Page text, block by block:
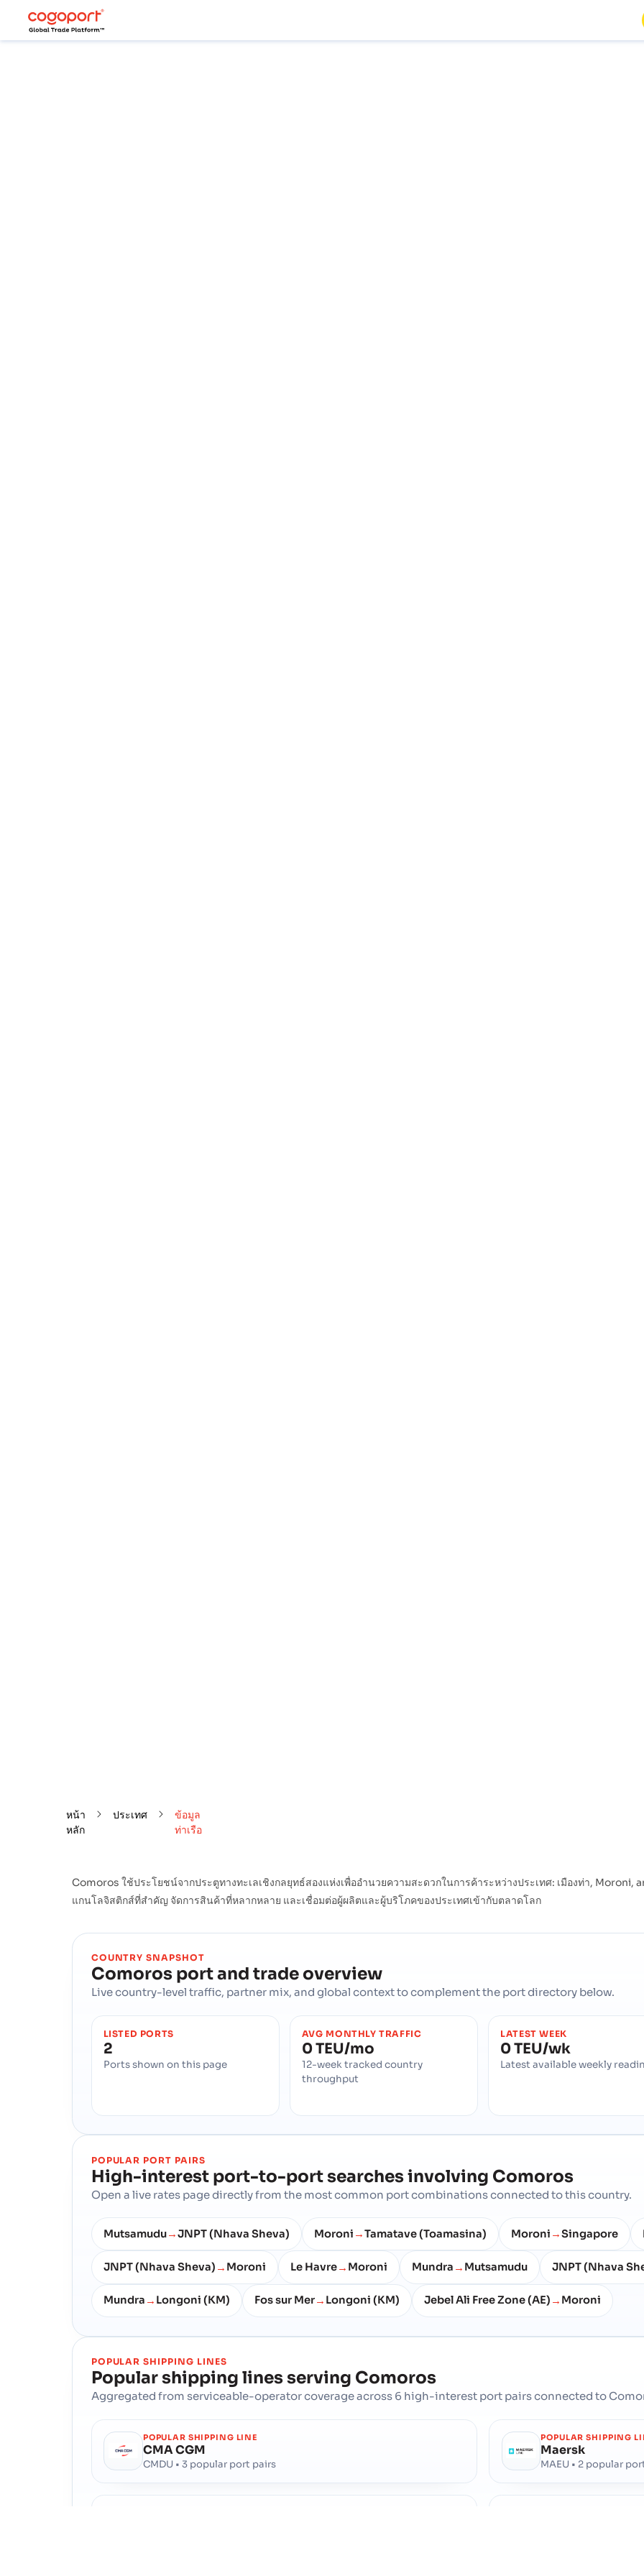
หน้า
หลัก
ประเทศ
ข้อมูล
ท่าเรือ
Comoros ใช้ประโยชน์จากประตูทางทะเลเชิงกลยุทธ์สองแห่งเพื่ออำนวยความสะดวกในการค้าระหว่างประเทศ: เมืองท่า, Moroni,
แกนโลจิสติกส์ที่สำคัญ จัดการสินค้าที่หลากหลาย และเชื่อมต่อผู้ผลิตและผู้บริโภคของประเทศเข้ากับตลาดโลก
COUNTRY SNAPSHOT
Comoros port and trade overview
Live country-level traffic, partner mix, and global context to complement the port directory below.
LISTED PORTS
2
Ports shown on this page
AVG MONTHLY TRAFFIC
0 TEU/mo
12-week tracked country
throughput
LATEST WEEK
0 TEU/wk
Latest available weekly
POPULAR PORT PAIRS
High-interest port-to-port searches involving Comoros
Open a live rates page directly from the most common port combinations connected to this country.
Mutsamudu→JNPT (Nhava Sheva) Moroni →Tamatave (Toamasina) Moroni →Singapore
JNPT (Nhava Sheva) → Moroni Le Havre→ Moroni Mundra → Mutsamudu JNPT (Nhava
Mundra → Longoni (KM) Fos sur Mer→ Longoni (KM) Jebel Ali Free Zone (AE) → Moroni
POPULAR SHIPPING LINES
Popular shipping lines serving Comoros
Aggregated from serviceable-operator coverage across 6 high-interest port pairs connected to
POPULAR SHIPPING LINE
CMA CGM
CMDU • 3 popular port pairs
POPULAR SHIPPING
Maersk
MAEU • 2 popular